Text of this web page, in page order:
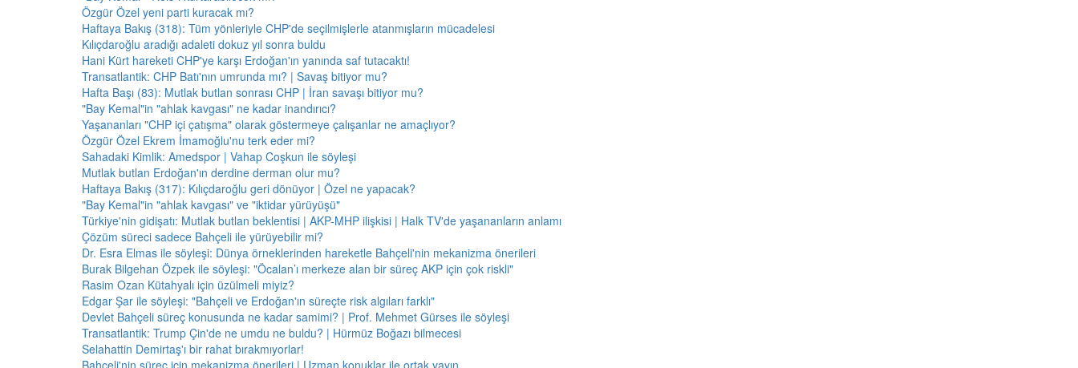
Özgür Özel yeni parti kuracak mı?
Haftaya Bakış (318): Tüm yönleriyle CHP'de seçilmişlerle atanmışların mücadelesi
Kılıçdaroğlu aradığı adaleti dokuz yıl sonra buldu
Hani Kürt hareketi CHP'ye karşı Erdoğan'ın yanında saf tutacaktı!
Transatlantik: CHP Batı'nın umrunda mı? | Savaş bitiyor mu?
Hafta Başı (83): Mutlak butlan sonrası CHP | İran savaşı bitiyor mu?
"Bay Kemal"in "ahlak kavgası" ne kadar inandırıcı?
Yaşananları "CHP içi çatışma" olarak göstermeye çalışanlar ne amaçlıyor?
Özgür Özel Ekrem İmamoğlu'nu terk eder mi?
Sahadaki Kimlik: Amedspor | Vahap Coşkun ile söyleşi
Mutlak butlan Erdoğan'ın derdine derman olur mu?
Haftaya Bakış (317): Kılıçdaroğlu geri dönüyor | Özel ne yapacak?
"Bay Kemal"in "ahlak kavgası" ve "iktidar yürüyüşü"
Türkiye'nin gidişatı: Mutlak butlan beklentisi | AKP-MHP ilişkisi | Halk TV'de yaşananların anlamı
Çözüm süreci sadece Bahçeli ile yürüyebilir mi?
Dr. Esra Elmas ile söyleşi: Dünya örneklerinden hareketle Bahçeli'nin mekanizma önerileri
Burak Bilgehan Özpek ile söyleşi: "Öcalan’ı merkeze alan bir süreç AKP için çok riskli"
Rasim Ozan Kütahyalı için üzülmeli miyiz?
Edgar Şar ile söyleşi: "Bahçeli ve Erdoğan'ın süreçte risk algıları farklı"
Devlet Bahçeli süreç konusunda ne kadar samimi? | Prof. Mehmet Gürses ile söyleşi
Transatlantik: Trump Çin'de ne umdu ne buldu? | Hürmüz Boğazı bilmecesi
Selahattin Demirtaş'ı bir rahat bırakmıyorlar!
Bahçeli'nin süreç için mekanizma önerileri | Uzman konuklar ile ortak yayın